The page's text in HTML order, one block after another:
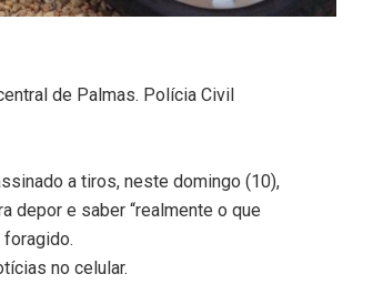
de Palmas. Polícia Civil
a tiros, neste domingo (10),
depor e saber “realmente o que
foragido.
no celular.